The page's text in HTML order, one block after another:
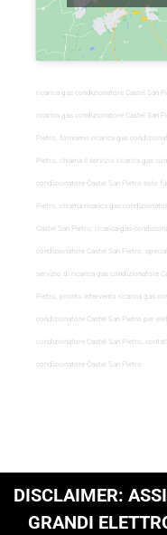
ricarica gas condizionatore Castel San
ricarica gas condizionatore Castel San
Pietro, forniamo ricarica gas
Pietro, chiama il servizio ricarica gas
condizionatore Castel San Pietro solo
Pietro, chiama ricarica gas
Castel San Pietro, ricarica-gas-
condizionatore Castel San Pietro,
servizio di ricarica gas condizionatore
Pietro, pronto intervento ricarica gas
condizionatore Castel San Pietro per
condizionatore Castel San Pietro,
condizionatore Castel San Pietro
DISCLAIMER:
GRANDI